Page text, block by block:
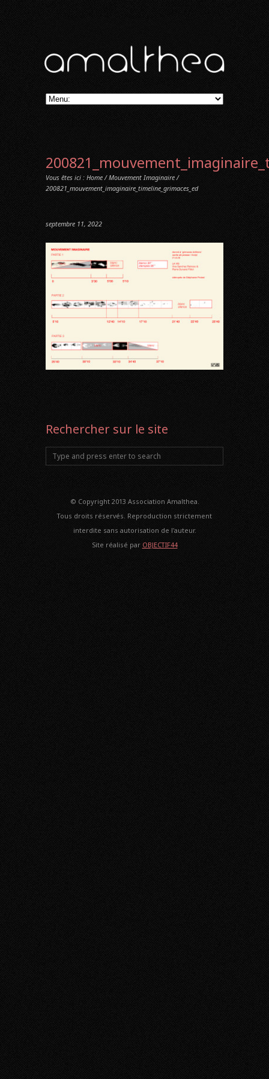
Vous êtes ici : Home/Mouvement Imaginaire/
200821_mouvement_imaginaire_timeline_grimaces_ed
septembre 11, 2022
Rechercher sur le site
© Copyright 2013 Association Amalthea.
Tous droits réservés. Reproduction strictement
interdite sans autorisation de l'auteur.
Site réalisé par OBJECTIF44